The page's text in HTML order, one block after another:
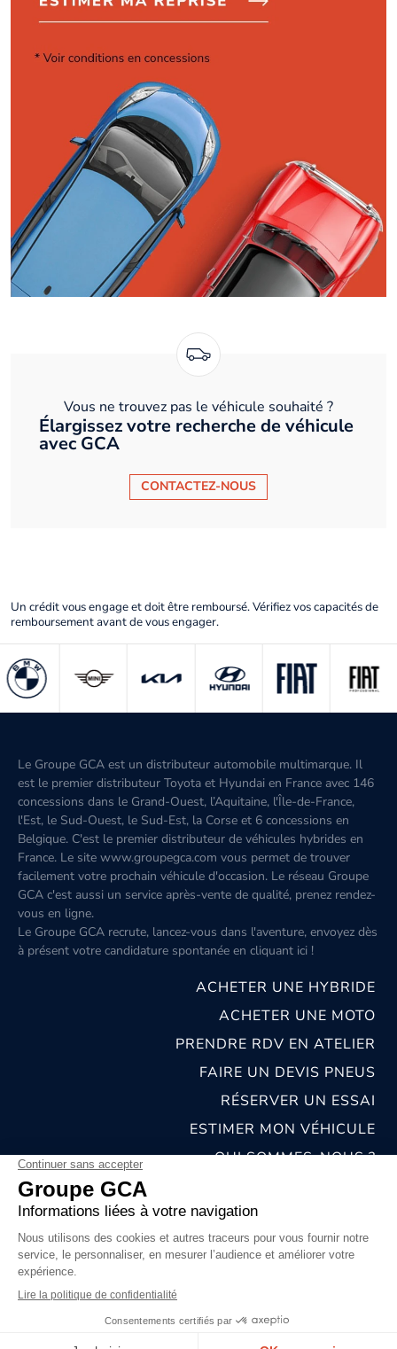
Vous ne trouvez pas le véhicule souhaité ?
Élargissez votre recherche de véhicule
avec GCA
CONTACTEZ-NOUS
Un crédit vous engage et doit être remboursé. Vérifiez vos capacités de
remboursement avant de vous engager.
Le Groupe GCA est un distributeur automobile multimarque. Il
est le premier distributeur Toyota et Hyundai en France avec 146
concessions dans le Grand-Ouest, l’Aquitaine, l'Île-de-France,
l'Est, le Sud-Ouest, le Sud-Est, la Corse et 6 concessions en
Belgique. C'est le premier distributeur de véhicules hybrides en
France. Le site www.groupegca.com vous permet de trouver
facilement votre prochain véhicule d'occasion. Le réseau Groupe
GCA c'est aussi un service après-vente de qualité, prenez rendez-
vous en ligne.
Le Groupe GCA recrute, lancez-vous dans l'aventure, envoyez dès
à présent votre candidature spontanée en cliquant ici !
ACHETER UNE HYBRIDE
ACHETER UNE MOTO
PRENDRE RDV EN ATELIER
FAIRE UN DEVIS PNEUS
RÉSERVER UN ESSAI
ESTIMER MON VÉHICULE
QUI SOMMES-NOUS ?
NOS CONCESSIONS & CARROSSERIES
MENTIONS LÉGALES
CONDITIONS GÉNÉRALES DE VENTE